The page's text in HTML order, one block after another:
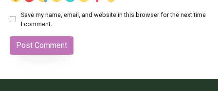
Save my name, email, and website in this browser for the next time
I comment.